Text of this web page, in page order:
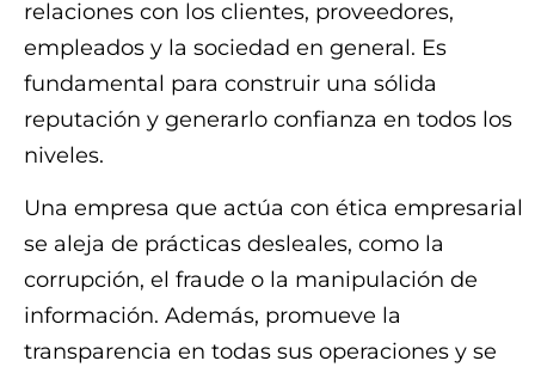
relaciones con los clientes, proveedores,
empleados y la sociedad en general. Es
fundamental para construir una sólida
reputación y generarlo confianza en todos los
niveles.
Una empresa que actúa con ética empresarial
se aleja de prácticas desleales, como la
corrupción, el fraude o la manipulación de
información. Además, promueve la
transparencia en todas sus operaciones y se